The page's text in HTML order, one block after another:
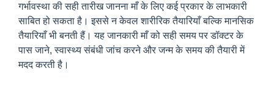
गर्भावस्था की सही तारीख जानना माँ के लिए कई प्रकार के लाभकारी
साबित हो सकता है। इससे न केवल शारीरिक तैयारियाँ बल्कि मानसिक
तैयारियाँ भी बनती हैं। यह जानकारी माँ को सही समय पर डॉक्टर के
पास जाने, स्वास्थ्य संबंधी जांच करने और जन्म के समय की तैयारी में
मदद करती है।